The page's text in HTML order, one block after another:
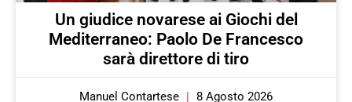
Un giudice novarese ai Giochi del
Mediterraneo: Paolo De Francesco
sarà direttore di tiro
Manuel Contartese 8 Agosto 2026